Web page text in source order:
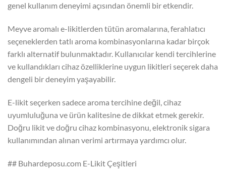
genel kullanım deneyimi açısından önemli bir etkendir.
Meyve aromalı e-likitlerden tütün aromalarına, ferahlatıcı
seçeneklerden tatlı aroma kombinasyonlarına kadar birçok
farklı alternatif bulunmaktadır. Kullanıcılar kendi tercihlerine
ve kullandıkları cihaz özelliklerine uygun likitleri seçerek daha
dengeli bir deneyim yaşayabilir.
E-likit seçerken sadece aroma tercihine değil, cihaz
uyumluluğuna ve ürün kalitesine de dikkat etmek gerekir.
Doğru likit ve doğru cihaz kombinasyonu, elektronik sigara
kullanımından alınan verimi artırmaya yardımcı olur.
## Buhardeposu.com E-Likit Çeşitleri